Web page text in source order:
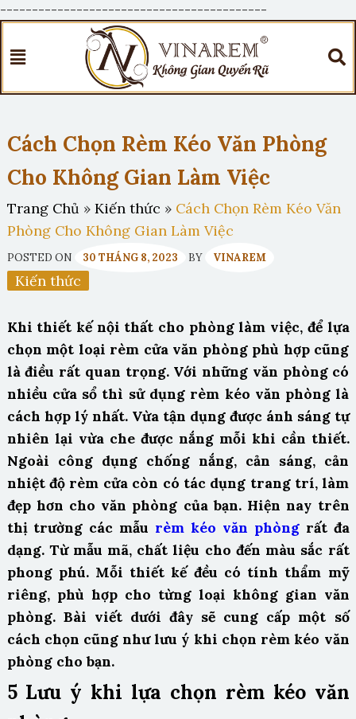
------------------------------------------
Cách Chọn Rèm Kéo Văn Phòng
Cho Không Gian Làm Việc
Trang Chủ » Kiến thức » Cách Chọn Rèm Kéo Văn
Phòng Cho Không Gian Làm Việc
POSTED ON 30 THÁNG 8, 2023 BY VINAREM
Kiến thức
Khi thiết kế nội thất cho phòng làm việc, để lựa
chọn một loại rèm cửa văn phòng phù hợp cũng
là điều rất quan trọng. Với những văn phòng có
nhiều cửa sổ thì sử dụng rèm kéo văn phòng là
cách hợp lý nhất. Vừa tận dụng được ánh sáng tự
nhiên lại vừa che được nắng mỗi khi cần thiết.
Ngoài công dụng chống nắng, cản sáng, cản
nhiệt độ rèm cửa còn có tác dụng trang trí, làm
đẹp hơn cho văn phòng của bạn. Hiện nay trên
thị trường các mẫu rèm kéo văn phòngrất đa
dạng. Từ mẫu mã, chất liệu cho đến màu sắc rất
phong phú. Mỗi thiết kế đều có tính thẩm mỹ
riêng, phù hợp cho từng loại không gian văn
phòng. Bài viết dưới đây sẽ cung cấp một số
cách chọn cũng như lưu ý khi chọn rèm kéo văn
phòng cho bạn.
5 Lưu ý khi lựa chọn rèm kéo văn